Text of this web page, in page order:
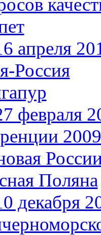
апреля
Россия
февраля
2009
Поляна
декабря